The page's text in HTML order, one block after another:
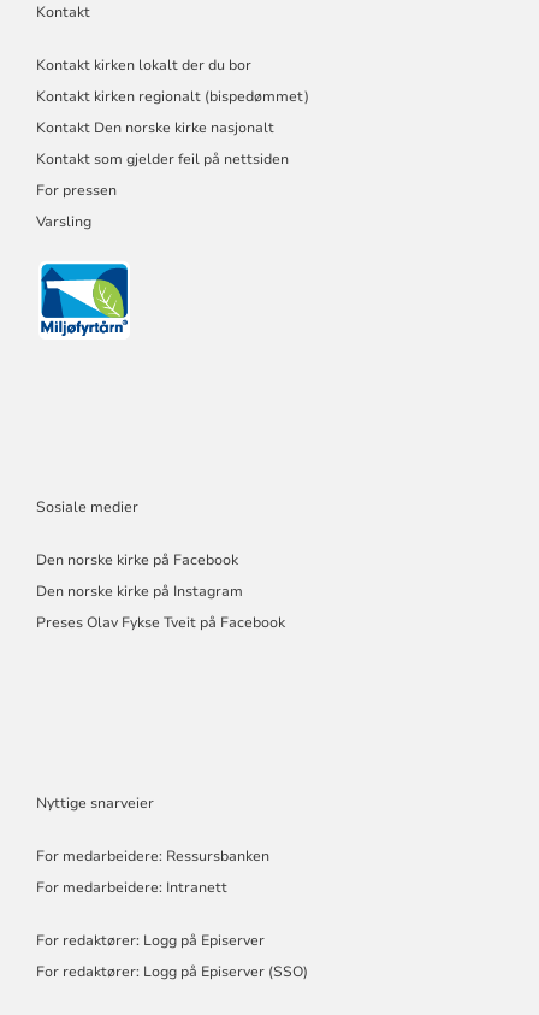
Kontakt
Kontakt kirken lokalt der du bor
Kontakt kirken regionalt (bispedømmet)
Kontakt Den norske kirke nasjonalt
Kontakt som gjelder feil på nettsiden
For pressen
Varsling
Sosiale medier
Den norske kirke på Facebook
Den norske kirke på Instagram
Preses Olav Fykse Tveit på Facebook
Nyttige snarveier
For medarbeidere: Ressursbanken
For medarbeidere: Intranett
For redaktører: Logg på Episerver
For redaktører: Logg på Episerver (SSO)